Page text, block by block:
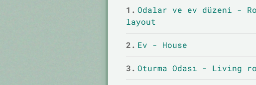
1. Odalar ve ev düzeni -
layout
2. Ev - House
3. Oturma Odası - Living